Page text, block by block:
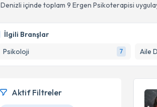
Denizli içinde toplam 9 Ergen Psikoterapisi
İlgili Branşlar
Psikoloji
7 Aile
Aktif Filtreler